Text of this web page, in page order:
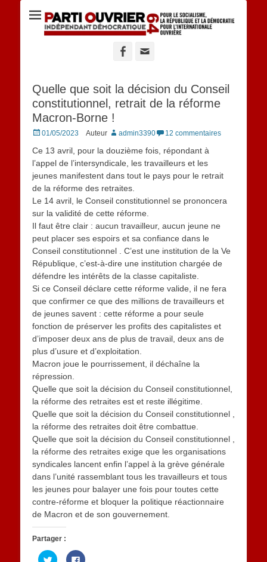
Site du POID 64
Facebook
Quelle que soit la décision du Conseil
constitutionnel, retrait de la réforme
Macron-Borne !
Posted
01/05/2023 Auteur admin3390 12 commentaires
Ce 13 avril, pour la douzième fois, répondant à
l’appel de l’intersyndicale, les travailleurs et les
jeunes manifestent dans tout le pays pour le retrait
de la réforme des retraites.
Le 14 avril, le Conseil constitutionnel se prononcera
sur la validité de cette réforme.
Il faut être clair : aucun travailleur, aucun jeune ne
peut placer ses espoirs et sa confiance dans le
Conseil constitutionnel . C’est une institution de la Ve
République, c’est-à-dire une institution chargée de
défendre les intérêts de la classe capitaliste.
Si ce Conseil déclare cette réforme valide, il ne fera
que confirmer ce que des millions de travailleurs et
de jeunes savent : cette réforme a pour seule
fonction de préserver les profits des capitalistes et
d’imposer deux ans de plus de travail, deux ans de
plus d’usure et d’exploitation.
Macron joue le pourrissement, il déchaîne la
répression.
Quelle que soit la décision du Conseil constitutionnel,
la réforme des retraites est et reste illégitime.
Quelle que soit la décision du Conseil constitutionnel ,
la réforme des retraites doit être combattue.
Quelle que soit la décision du Conseil constitutionnel ,
la réforme des retraites exige que les organisations
syndicales lancent enfin l’appel à la grève générale
dans l’unité rassemblant tous les travailleurs et tous
les jeunes pour balayer une fois pour toutes cette
contre-réforme et bloquer la politique réactionnaire
de Macron et de son gouvernement.
Partager :
Cliquez Cliquez